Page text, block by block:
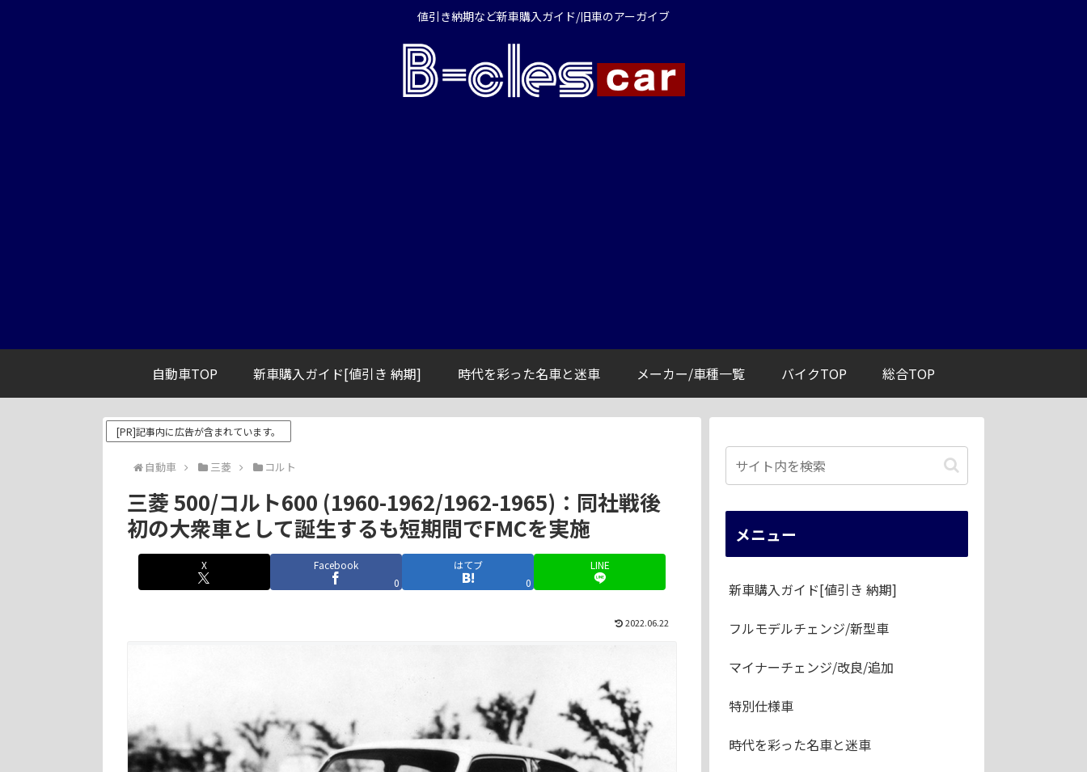
値引き納期など新車購入ガイド/旧車のアーガイブ
自動車TOP 新車購入ガイド[値引き 納期] 時代を彩った名車と迷車 メーカー/車種一覧 バイクTOP 総合TOP
[PR]記事内に広告が含まれています。
自動車 三菱 コルト
三菱 500/コルト600 (1960-1962/1962-1965)：同社戦後
初の大衆車として誕生するも短期間でFMCを実施
X
Facebook
0
はてブ
0
LINE
2022.06.22
メニュー
新車購入ガイド[値引き 納期]
フルモデルチェンジ/新型車
マイナーチェンジ/改良/追加
特別仕様車
時代を彩った名車と迷車